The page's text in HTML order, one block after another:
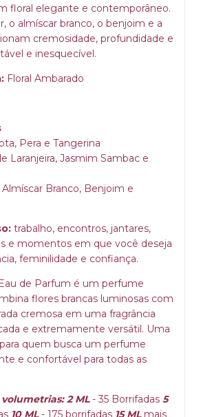
floral elegante e contemporâneo.
o almíscar branco, o benjoim e a
cremosidade, profundidade e
e inesquecível.
Floral Ambarado
Pera e Tangerina
Laranjeira, Jasmim Sambac e
Branco, Benjoim e
trabalho, encontros, jantares,
e momentos em que você deseja
feminilidade e confiança.
de Parfum é um perfume
flores brancas luminosas com
cremosa em uma fragrância
e extremamente versátil. Uma
quem busca um perfume
e confortável para todas as
2 ML- 35 Borrifadas 5
10 ML- 175 borrifadas 15 MLmais